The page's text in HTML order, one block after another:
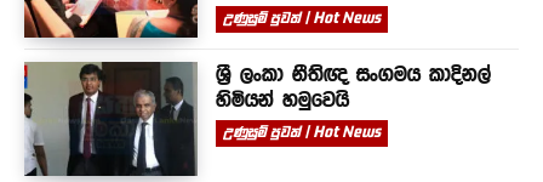
උණුසුම් පුවත් | Hot News
ශ්‍රී ලංකා නීතිඥ සංගමය කාදිනල්
හිමියන් හමුවෙයි
උණුසුම් පුවත් | Hot News